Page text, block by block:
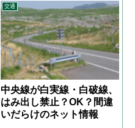
交通
中央線が白実線・白破線、
はみ出し禁止？OK？間違
いだらけのネット情報